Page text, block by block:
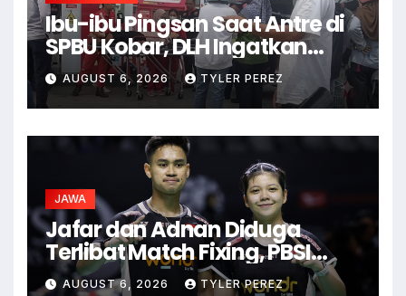
Ibu-ibu Pingsan Saat Antre di
SPBU Kobar, DLH Ingatkan
Ancaman Dehidrasi
AUGUST 6, 2026 TYLER PEREZ
JAWA
Jafar dan Adnan Diduga
Terlibat Match Fixing, PBSI
Langsung Ubah Komposisi
AUGUST 6, 2026 TYLER PEREZ